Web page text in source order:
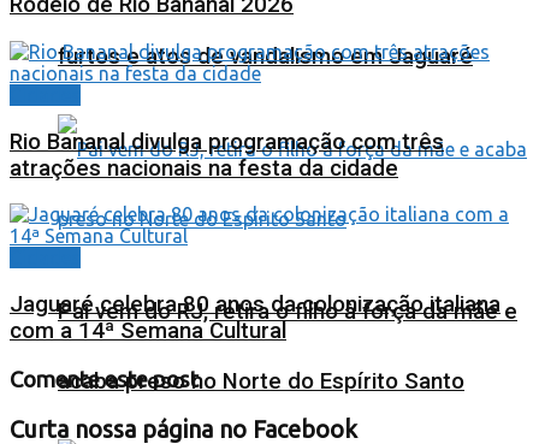
furtos e atos de vandalismo em Jaguaré
Pai vem do RJ, retira o filho à força da mãe e
acaba preso no Norte do Espírito Santo
Rio Bananal divulga programação com três
atrações nacionais na festa da cidade
Jaguaré celebra 80 anos da colonização italiana
com a 14ª Semana Cultural
Comente este post
Curta nossa página no Facebook